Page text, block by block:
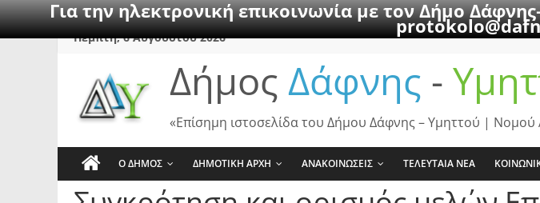
Για την ηλεκτρονική επικοινωνία με τον Δήμο
SkipΠέμπτη, 6 Αυγούστου 2026
Δήμος Δάφνης -
«Επίσημη ιστοσελίδα του Δήμου Δάφνης – Υμηττού | Νομού
Ο ΔΗΜΟΣ ΔΗΜΟΤΙΚΗ ΑΡΧΗ ΑΝΑΚΟΙΝΩΣΕΙΣ ΤΕΛΕΥΤΑΙΑ ΝΕΑ